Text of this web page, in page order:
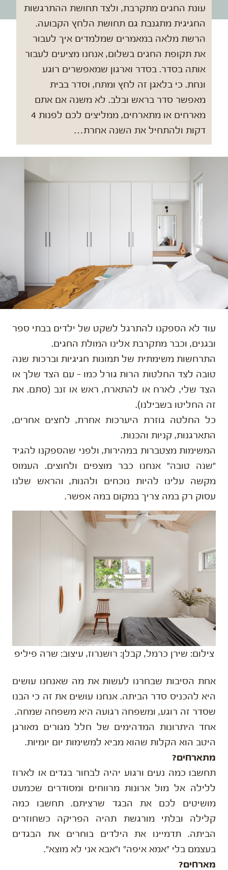
עונת החגים מתקרבת, ולצד תחושת ההתרגשות
החגיגית מתגנבת גם תחושת הלחץ הקבועה.
הרשת מלאה במאמרים שמלמדים איך לעבור
את תקופת החגים בשלום, אנחנו מציעים לעבור
אותה בסדר. בסדר וארגון שמאפשרים רוגע
ונחת. כי בלאגן זה לחץ ומתח, וסדר בבית
מאפשר סדר בראש ובלב. לא משנה אם אתם
מארחים או מתארחים, ממליצים לכם לפנות 4
דקות ולהתחיל את השנה אחרת…
עוד לא הספקנו להתרגל לשקט של ילדים בבתי ספר
ובגנים, וכבר מתקרבת אלינו המולת החגים.
התרחשות משימתית של תמונות חגיגיות וברכות שנה
טובה לצד החלטות הרות גורל כמו – עם הצד שלך או
הצד שלי, לארח או להתארח, ראש או זנב (סתם. את
זה החליטו בשבילנו).
כל החלטה גוזרת היערכות אחרת, לחצים אחרים,
התארגנות, קניות והכנות.
המשימות מצטברות במהירות, ולפני שהספקנו להגיד
"שנה טובה" אנחנו כבר מוצפים ולחוצים. העמוס
מקשה עלינו להיות נוכחים ולהנות, והראש שלנו
עסוק רק במה צריך במקום במה אפשר.
צילום: שירן כרמל, קבלן: רושנרוז, עיצוב: שרה פיליפ
אחת הסיבות שבחרנו לעשות את מה שאנחנו עושים
היא להכניס סדר הביתה. אנחנו עושים את זה כי הבנו
שסדר זה רוגע, ומשפחה רגועה היא משפחה שמחה.
אחד היתרונות המדהימים של חלל מגורים מאורגן
היטב הוא הקלות שהוא מביא למשימות יום יומיות.
מתארחים?
תחשבו כמה נעים ורגוע יהיה לבחור בגדים או לארוז
ללילה אל מול ארונות מרווחים ומסודרים שכמעט
מושיטים לכם את הבגד שרציתם. תחשבו כמה
קלילה ובלתי מורגשת תהיה הפריקה כשחוזרים
הביתה. תדמיינו את הילדים בוחרים את הבגדים
בעצמם בלי "אמא איפה" ו"אבא אני לא מוצא".
מארחים?